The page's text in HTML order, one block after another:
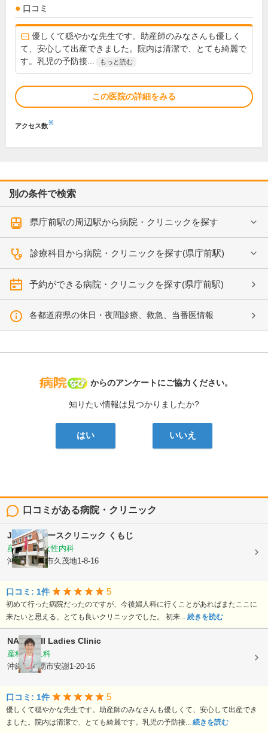
口コミ
優しくて穏やかな先生です。助産師のみなさんも優しく
て、安心して出産できました。院内は清潔で、とても綺麗で
す。乳児の予防接...
もっと読む
この医院の詳細をみる
アクセス数※
別の条件で検索
県庁前駅の周辺駅から病院・クリニックを探す
診療科目から病院・クリニックを探す(県庁前駅)
予約ができる病院・クリニックを探す(県庁前駅)
各都道府県の休日・夜間診療、救急、当番医情報
病院なび
からのアンケートにご協力ください。
知りたい情報は見つかりましたか?
はい いいえ
口コミがある病院・クリニック
Joyレディースクリニック くもじ
産婦人科, 女性内科
沖縄県那覇市久茂地1-8-16
口コミ: 1件 5
初めて行った病院だったのですが、今後婦人科に行くことがあればまたここに
来たいと思える、とても良いクリニックでした。 初来... 続きを読む
NAKACHI Ladies Clinic
産科, 婦人科
沖縄県那覇市安謝1-20-16
口コミ: 1件 5
優しくて穏やかな先生です。助産師のみなさんも優しくて、安心して出産でき
ました。院内は清潔で、とても綺麗です。乳児の予防接... 続きを読む